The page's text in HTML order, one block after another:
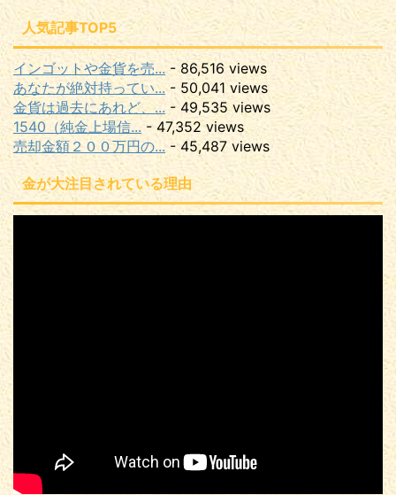
人気記事TOP5
インゴットや金貨を売... - 86,516 views
あなたが絶対持ってい... - 50,041 views
金貨は過去にあれど、... - 49,535 views
1540（純金上場信... - 47,352 views
売却金額２００万円の... - 45,487 views
金が大注目されている理由